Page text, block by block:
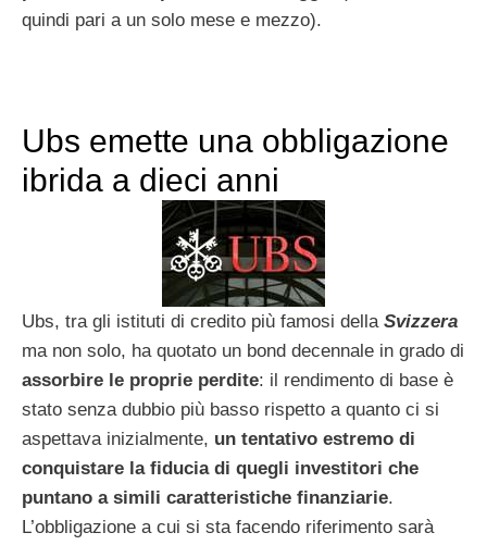
quindi pari a un solo mese e mezzo).
Ubs emette una obbligazione
ibrida a dieci anni
Ubs, tra gli istituti di credito più famosi dellaSvizzera
ma non solo, ha quotato un bond decennale in grado di
assorbire le proprie perdite: il rendimento di base è
stato senza dubbio più basso rispetto a quanto ci si
aspettava inizialmente, un tentativo estremo di
conquistare la fiducia di quegli investitori che
puntano a simili caratteristiche finanziarie.
L’obbligazione a cui si sta facendo riferimento sarà